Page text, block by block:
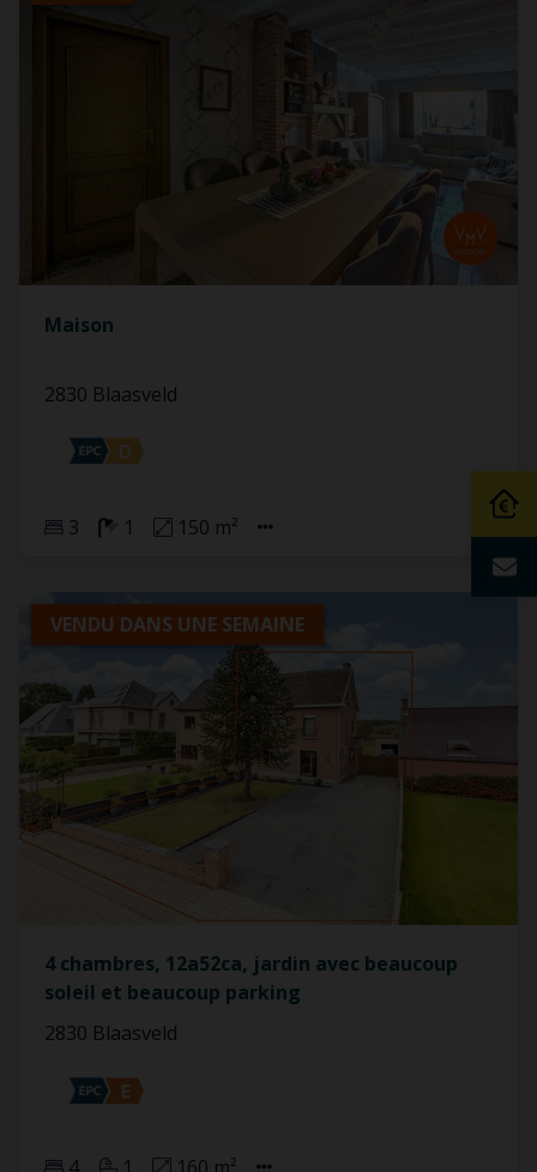
Maison
2830 Blaasveld
3 1 150 m²
VENDU DANS UNE SEMAINE
4 chambres, 12a52ca, jardin avec beaucoup
soleil et beaucoup parking
2830 Blaasveld